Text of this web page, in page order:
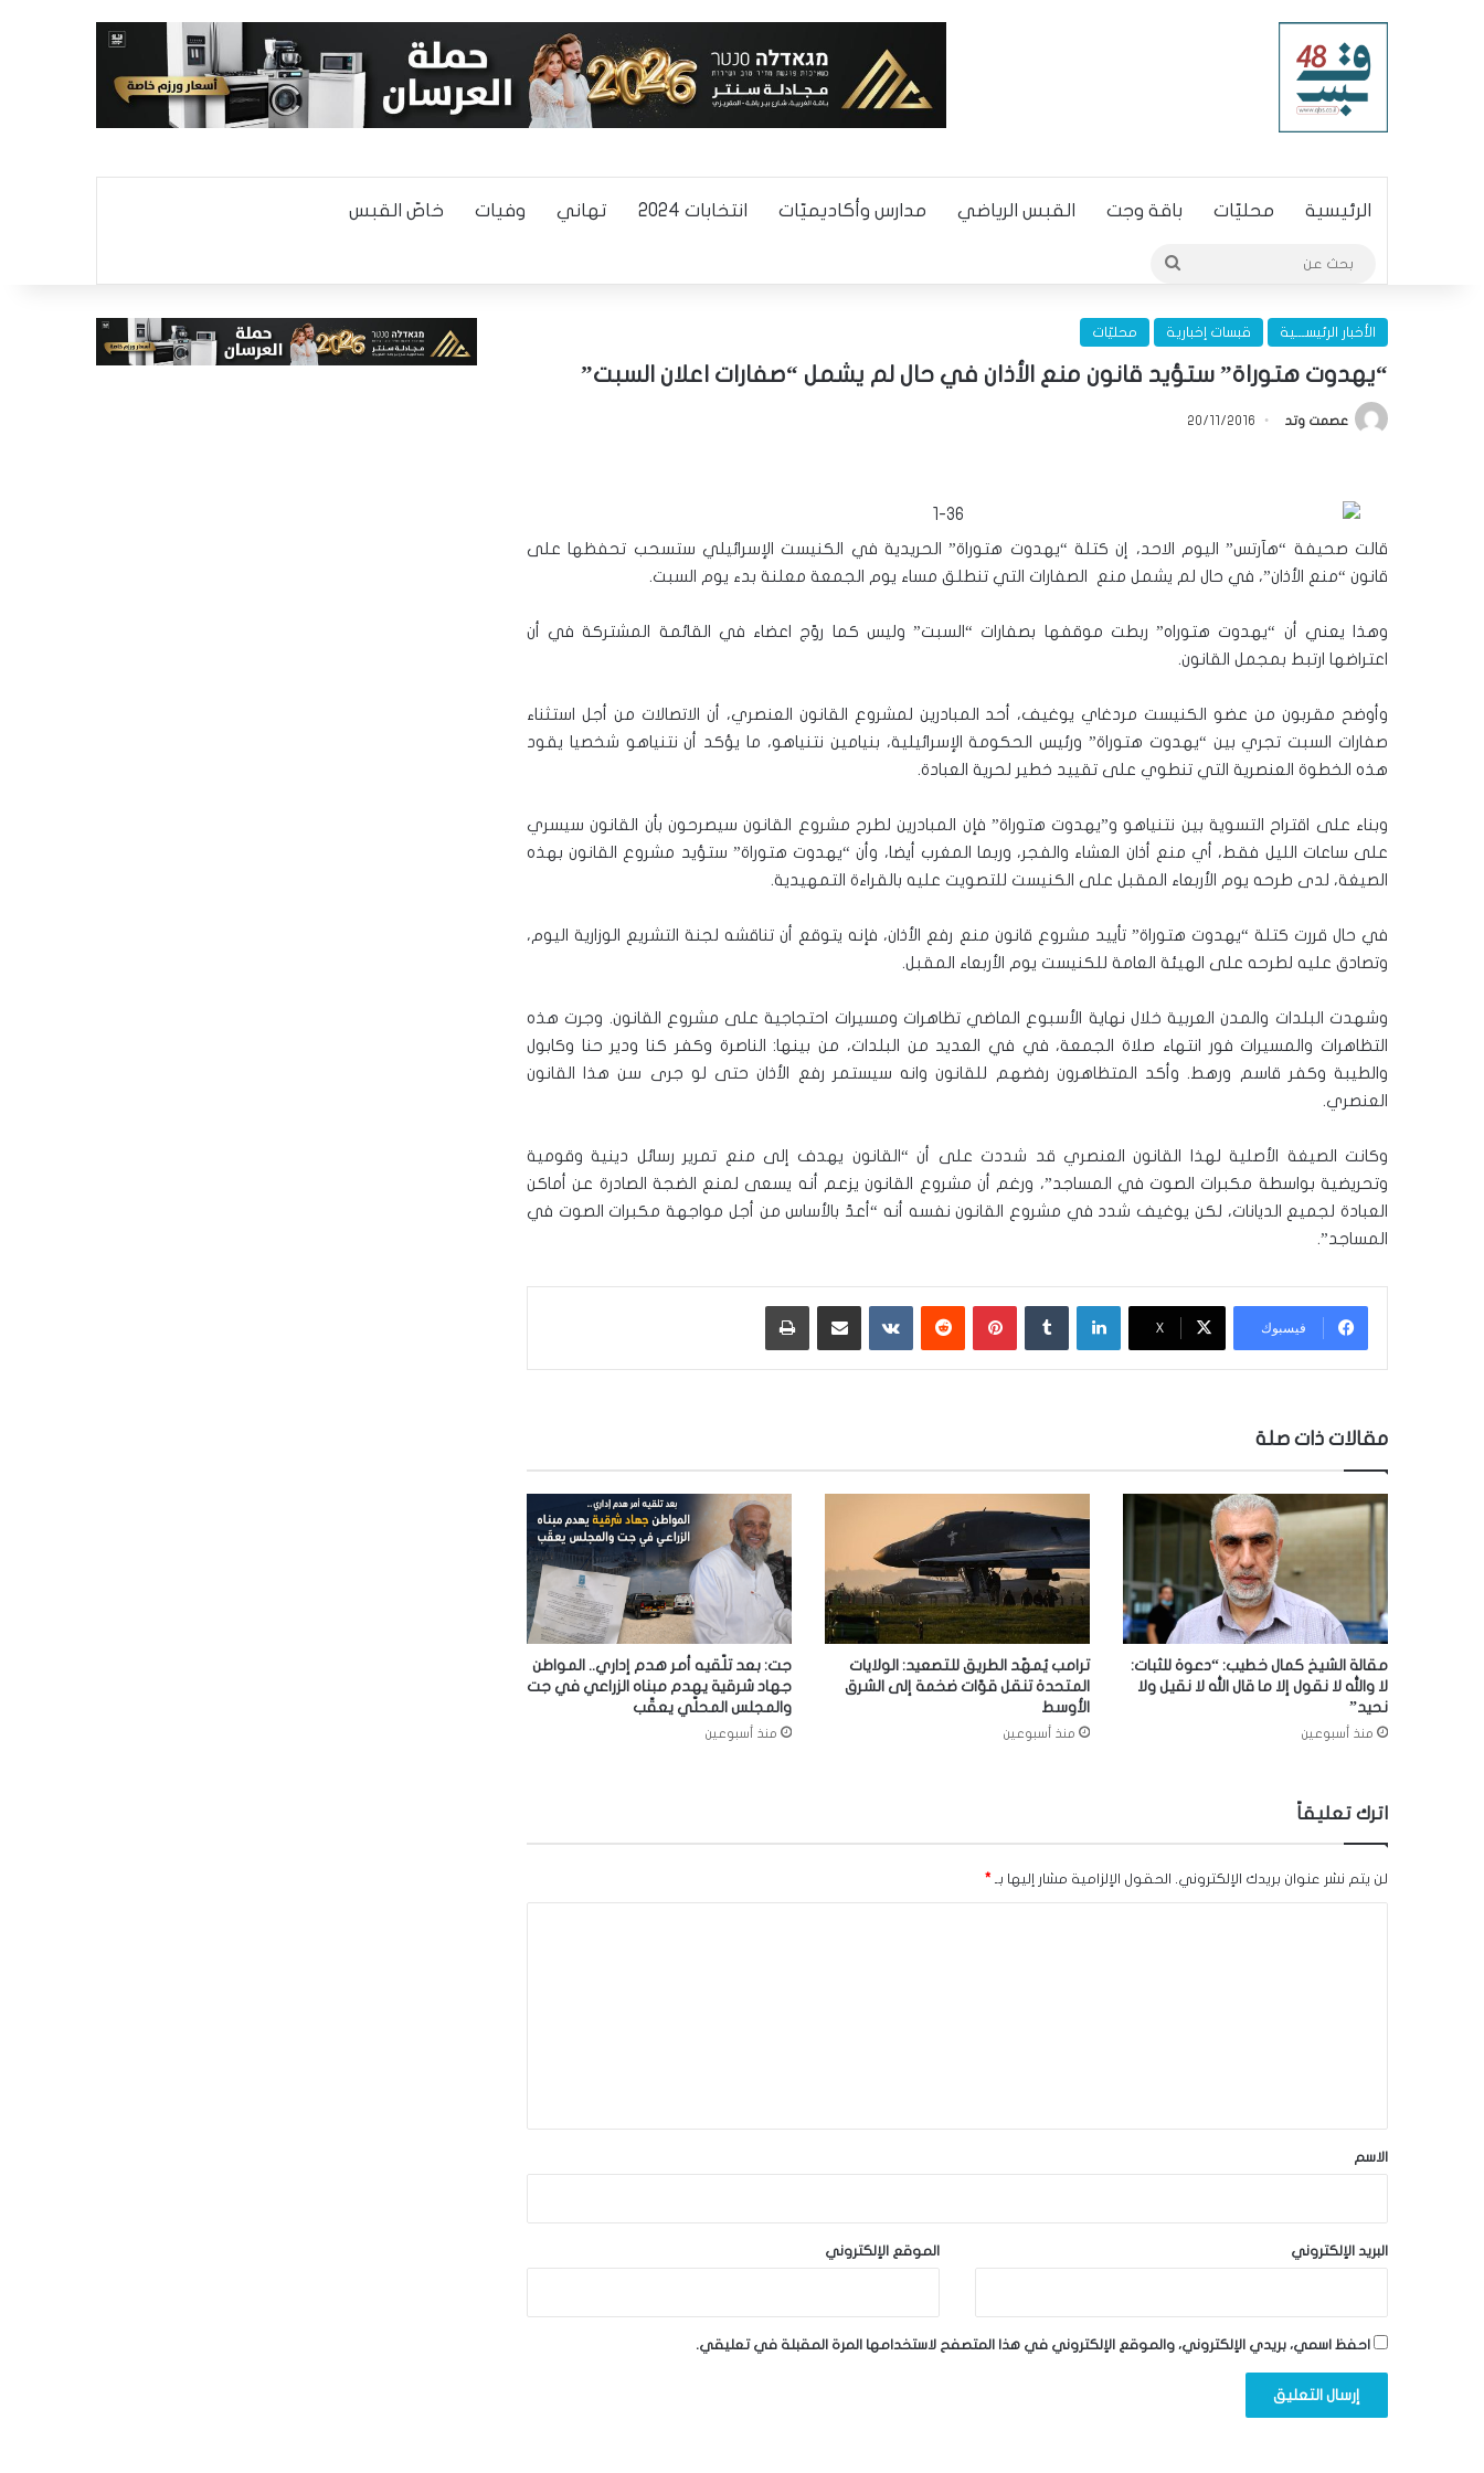
الرئيسية محليّات باقة وجت القبس الرياضي مدارس وأكاديميّات انتخابات 2024 تهاني وفيات خاصّ القبس
الأخبار الرئيســـية قبسات إخبارية محليّات
“يهدوت هتوراة” ستؤيد قانون منع الأذان في حال لم يشمل “صفارات اعلان السبت”
عصمت وتد 20/11/2016
قالت صحيفة “هآرتس” اليوم الاحد، إن كتلة “يهدوت هتوراة” الحريدية في الكنيست الإسرائيلي ستسحب تحفظها على
قانون “منع الأذان”، في حال لم يشمل منع الصفارات التي تنطلق مساء يوم الجمعة معلنة بدء يوم السبت.
وهذا يعني أن “يهدوت هتوراه” ربطت موقفها بصفارات “السبت” وليس كما روّج اعضاء في القائمة المشتركة في أن
اعتراضها ارتبط بمجمل القانون.
وأوضح مقربون من عضو الكنيست مردغاي يوغيف، أحد المبادرين لمشروع القانون العنصري، أن الاتصالات من أجل استثناء
صفارات السبت تجري بين “يهدوت هتوراة” ورئيس الحكومة الإسرائيلية، بنيامين نتنياهو، ما يؤكد أن نتنياهو شخصيا يقود
هذه الخطوة العنصرية التي تنطوي على تقييد خطير لحرية العبادة.
وبناء على اقتراح التسوية بين نتنياهو و”يهدوت هتوراة” فإن المبادرين لطرح مشروع القانون سيصرحون بأن القانون سيسري
على ساعات الليل فقط، أي منع أذان العشاء والفجر، وربما المغرب أيضا، وأن “يهدوت هتوراة” ستؤيد مشروع القانون بهذه
الصيغة، لدى طرحه يوم الأربعاء المقبل على الكنيست للتصويت عليه بالقراءة التمهيدية.
في حال قررت كتلة “يهدوت هتوراة” تأييد مشروع قانون منع رفع الأذان، فإنه يتوقع أن تناقشه لجنة التشريع الوزارية اليوم،
وتصادق عليه لطرحه على الهيئة العامة للكنيست يوم الأربعاء المقبل.
وشهدت البلدات والمدن العربية خلال نهاية الأسبوع الماضي تظاهرات ومسيرات احتجاجية على مشروع القانون. وجرت هذه
التظاهرات والمسيرات فور انتهاء صلاة الجمعة، في في العديد من البلدات، من بينها: الناصرة وكفر كنا ودير حنا وكابول
والطيبة وكفر قاسم ورهط. وأكد المتظاهرون رفضهم للقانون وانه سيستمر رفع الأذان حتى لو جرى سن هذا القانون
العنصري.
وكانت الصيغة الأصلية لهذا القانون العنصري قد شددت على أن “القانون يهدف إلى منع تمرير رسائل دينية وقومية
وتحريضية بواسطة مكبرات الصوت في المساجد”، ورغم أن مشروع القانون يزعم أنه يسعى لمنع الضجة الصادرة عن أماكن
العبادة لجميع الديانات، لكن يوغيف شدد في مشروع القانون نفسه أنه “أعدّ بالأساس من أجل مواجهة مكبرات الصوت في
المساجد”.
فيسبوك ‫X
لينكدإن بينتيريست ‏VKontakte
مقالات ذات صلة
مقالة الشيخ كمال خطيب: “دعوة للثبات:
لا والله لا نقول إلا ما قال الله لا نقيل ولا
نحيد”
منذ أسبوعين
ترامب يُمهّد الطريق للتصعيد: الولايات
المتحدة تنقل قوّات ضخمة إلى الشرق
الأوسط
منذ أسبوعين
جت: بعد تلّقيه أمر هدم إداري.. المواطن
جهاد شرقية يهدم مبناه الزراعي في جت
والمجلس المحلّي يعقّب
منذ أسبوعين
اترك تعليقاً
لن يتم نشر عنوان بريدك الإلكتروني. الحقول الإلزامية مشار إليها بـ *
*
الاسم
البريد الإلكتروني الموقع الإلكتروني
احفظ اسمي، بريدي الإلكتروني، والموقع الإلكتروني في هذا المتصفح لاستخدامها المرة المقبلة في تعليقي.